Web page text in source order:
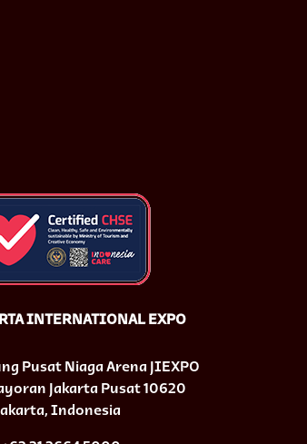
INTERNATIONAL EXPO
Pusat Niaga Arena JIEXPO
Jakarta Pusat 10620
Indonesia